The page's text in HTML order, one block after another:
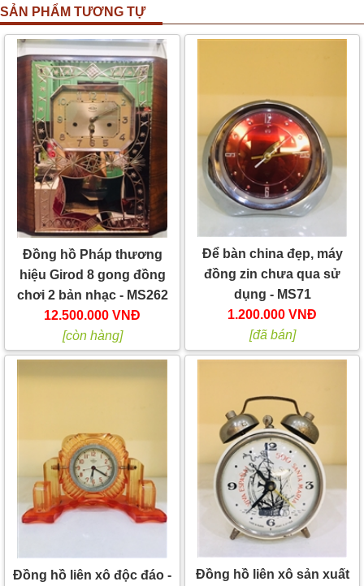
SẢN PHẨM TƯƠNG TỰ
Đồng hồ Pháp thương
hiệu Girod 8 gong đồng
chơi 2 bản nhạc - MS262
12.500.000 VNĐ
[còn hàng]
Để bàn china đẹp, máy
đồng zin chưa qua sử
dụng - MS71
1.200.000 VNĐ
[đã bán]
Đồng hồ liên xô độc đáo -
Đồng hồ liên xô sản xuất